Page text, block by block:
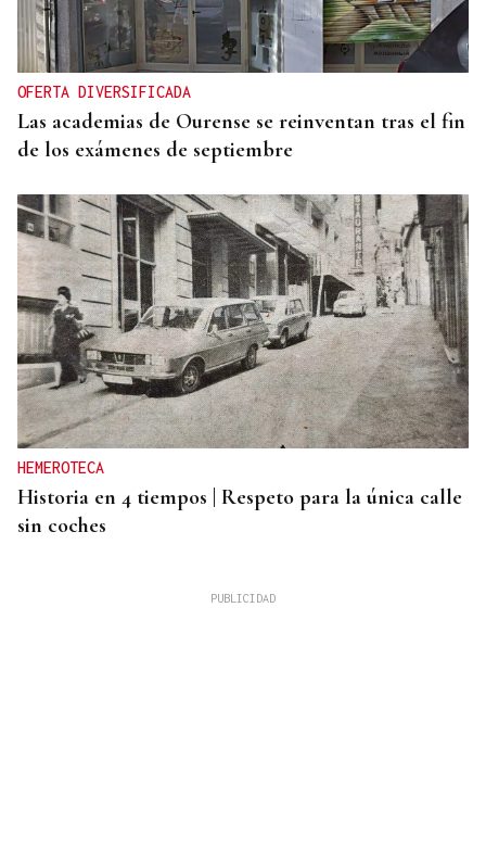
OFERTA DIVERSIFICADA
Las academias de Ourense se reinventan tras el fin
de los exámenes de septiembre
HEMEROTECA
Historia en 4 tiempos | Respeto para la única calle
sin coches